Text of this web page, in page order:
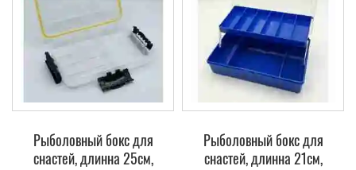
Рыболовный бокс для
снастей, длинна 25см,
Рыболовный бокс для
снастей, длинна 21см,